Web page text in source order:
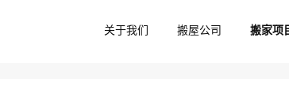
关于我们 搬屋公司 搬家项